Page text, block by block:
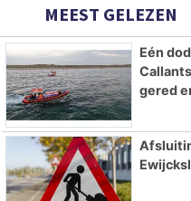
MEEST GELEZEN
Eén
gered